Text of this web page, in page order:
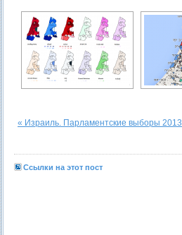
« Израиль. Парламентские выборы 2013
Ссылки на этот пост